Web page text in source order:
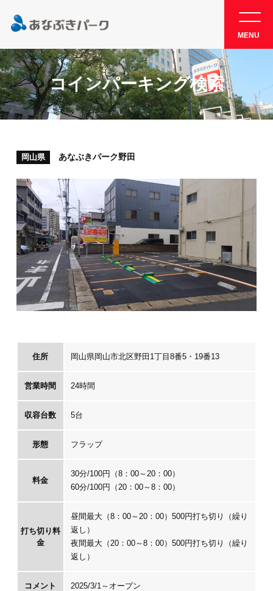
MENU
コインパーキング検索
岡山県 あなぶきパーク野田
住所 岡山県岡山市北区野田1丁目8番5・19番13
営業時間 24時間
収容台数 5台
形態 フラップ
料金
30分/100円（8：00～20：00）
60分/100円（20：00～8：00）
打ち切り料
金
昼間最大（8：00～20：00）500円打ち切り（繰り
返し）
夜間最大（20：00～8：00）500円打ち切り（繰り
返し）
コメント 2025/3/1～オープン